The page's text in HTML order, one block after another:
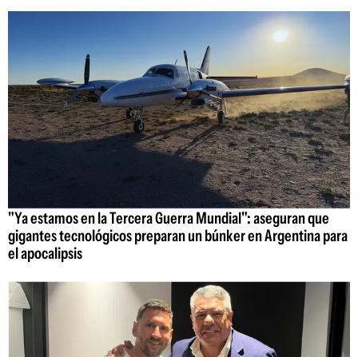
"Ya estamos en la Tercera Guerra Mundial": aseguran que
gigantes tecnológicos preparan un búnker en Argentina para
el apocalipsis